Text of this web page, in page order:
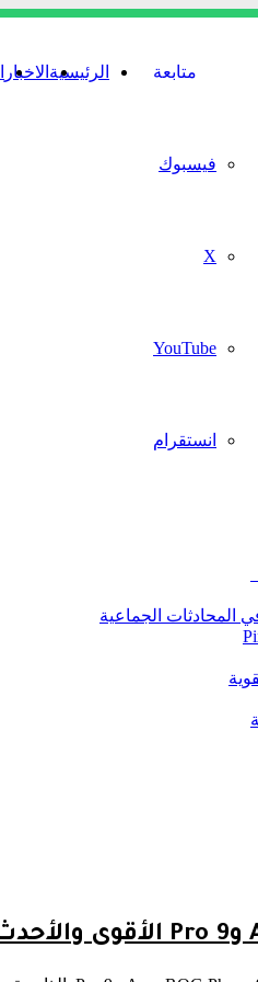
الرئيسية الاخبار متابعة
فيسبوك
‫X
‫YouTube
انستقرام